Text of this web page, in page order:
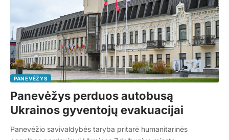
PANEVĖŽYS
Panevėžys perduos autobusą
Ukrainos gyventojų evakuacijai
Panevėžio savivaldybės taryba pritarė humanitarinės